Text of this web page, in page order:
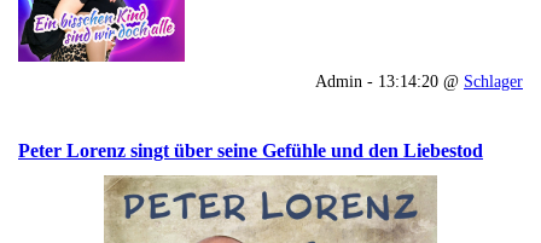
Admin - 13:14:20 @ Schlager
Peter Lorenz singt über seine Gefühle und den Liebestod